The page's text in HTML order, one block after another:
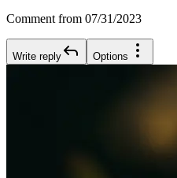
Comment from 07/31/2023
Write reply Options